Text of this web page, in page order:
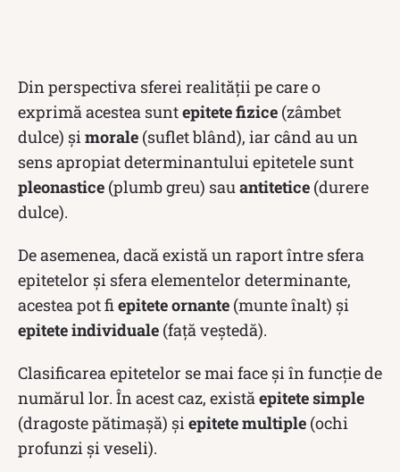
Din perspectiva sferei realității pe care o
exprimă acestea suntepitete fizice (zâmbet
dulce) și morale (suflet blând), iar când au un
sens apropiat determinantului epitetele sunt
pleonastice (plumb greu) sau antitetice (durere
dulce).
De asemenea, dacă există un raport între sfera
epitetelor și sfera elementelor determinante,
acestea pot fi epitete ornante (munte înalt) și
epitete individuale (față veștedă).
Clasificarea epitetelor se mai face și în funcție de
numărul lor. În acest caz, există epitete simple
(dragoste pătimașă) și epitete multiple (ochi
profunzi și veseli).